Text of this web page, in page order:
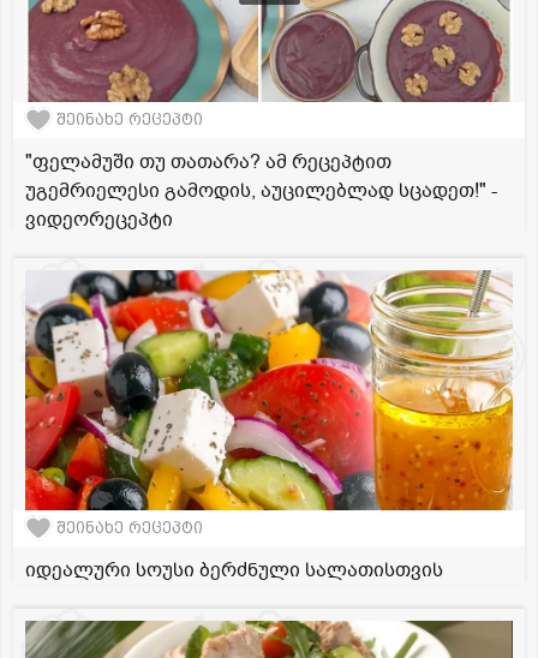
შეინახე რეცეპტი
"ფელამუში თუ თათარა? ამ რეცეპტით
უგემრიელესი გამოდის, აუცილებლად სცადეთ!" -
ვიდეორეცეპტი
შეინახე რეცეპტი
იდეალური სოუსი ბერძნული სალათისთვის